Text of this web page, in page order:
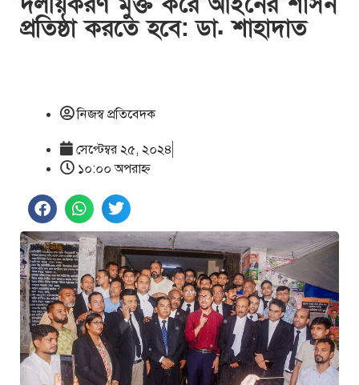
প্রতিষ্ঠা করতে হবে: ডা. শাহাদাত
নিজস্ব প্রতিবেদক
সেপ্টেম্বর ২৫, ২০২৪
১০:০০ অপরাহ্ণ